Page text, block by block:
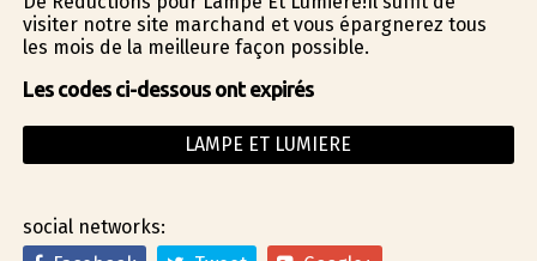
visiter notre site marchand et vous épargnerez tous
les mois de la meilleure façon possible.
Les codes ci-dessous ont expirés
LAMPE ET LUMIERE
social networks: